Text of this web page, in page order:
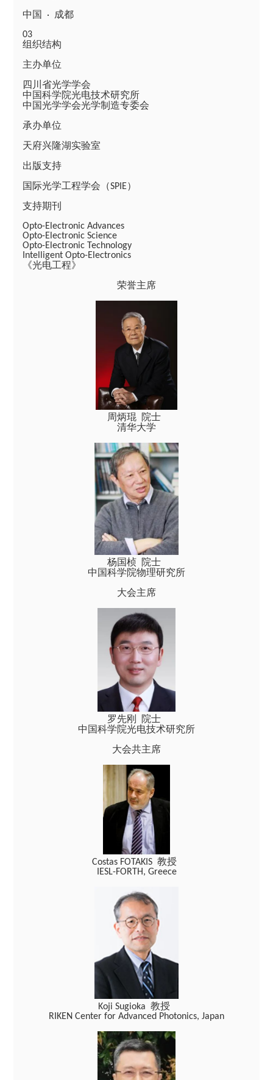
中国 · 成都
03
组织结构
主办单位
四川省光学学会
中国科学院光电技术研究所
中国光学学会光学制造专委会
承办单位
天府兴隆湖实验室
出版支持
国际光学工程学会（SPIE）
支持期刊
Opto-Electronic Advances
Opto-Electronic Science
Opto-Electronic Technology
Intelligent Opto-Electronics
《光电工程》
荣誉主席
周炳琨 院士
清华大学
杨国桢 院士
中国科学院物理研究所
大会主席
罗先刚 院士
中国科学院光电技术研究所
大会共主席
Costas FOTAKIS 教授
IESL-FORTH, Greece
Koji Sugioka 教授
RIKEN Center for Advanced Photonics, Japan